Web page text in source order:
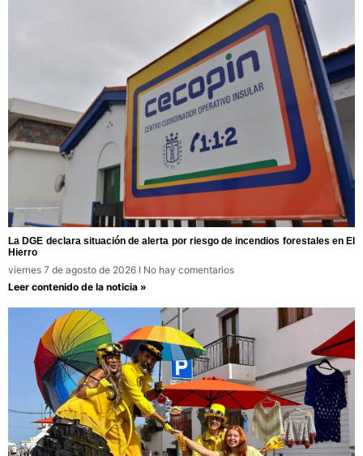
La DGE declara situación de alerta por riesgo de incendios forestales en El
Hierro
viernes 7 de agosto de 2026
No hay comentarios
Leer contenido de la noticia »